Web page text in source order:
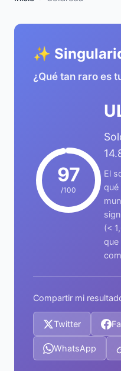
✨
¿Qué tan raro es
97
/100
El
qué
(<
que
Compartir mi
Twitter
WhatsApp